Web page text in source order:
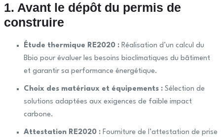
1. Avant le dépôt du permis de
construire
Étude thermique RE2020 :Réalisation d’un calcul du
Bbio pour évaluer les besoins bioclimatiques du bâtiment
et garantir sa performance énergétique.
Choix des matériaux et équipements :Sélection de
solutions adaptées aux exigences de faible impact
carbone.
Attestation RE2020 :Fourniture de l’attestation de prise